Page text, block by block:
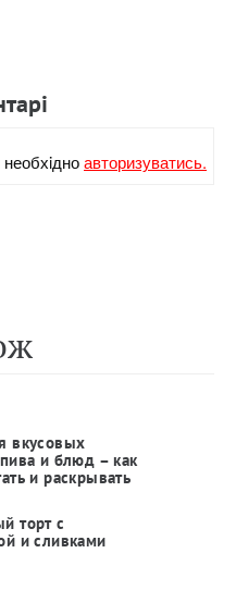
авторизуватись.
вкусовых
и блюд – как
и раскрывать
торт с
и сливками